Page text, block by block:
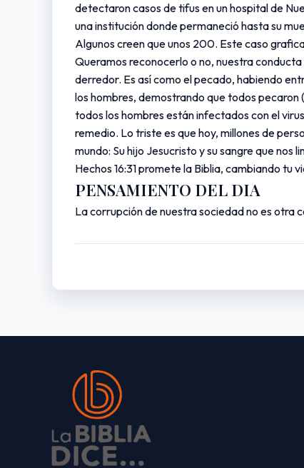
detectaron casos de tifus en un hospital de
una institución donde permaneció hasta su
Algunos creen que unos 200. Este caso
Queramos reconocerlo o no, nuestra
derredor. Es así como el pecado, habiendo
los hombres, demostrando que todos
todos los hombres están infectados con el
remedio. Lo triste es que hoy, millones de
mundo: Su hijo Jesucristo y su sangre que nos
Hechos 16:31 promete la Biblia, cambiando tu
PENSAMIENTO DEL DIA
La corrupción de nuestra sociedad no es otra